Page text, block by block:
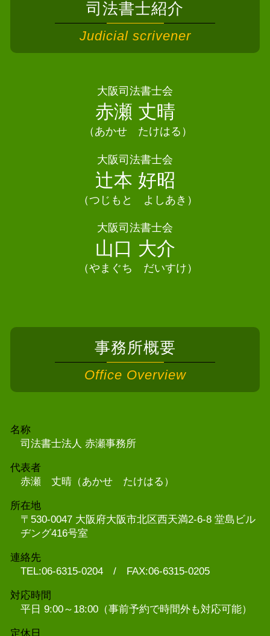
自己破産 クレジットカード
消滅時効 起算点
個人再生 デメリット
債務整理 相談 おすすめ
相続 住んでいる家
遺産分割協議 土地
不動産 共有名義 相続
遺産分割協議 効力
法定相続人 遺留分
自筆証書遺言 検認
相続 不動産 名義変更
限定承認 相続
遺産分割協議 期限
債務整理 司法書士 藤井寺市
債務整理 司法書士 池田市
相続 司法書士 交野市
相続 司法書士 柏原市
相続 司法書士熊取町
相続 司法書士 松原市
債務整理 司法書士 貝塚市
相続 司法書士 千早赤阪村
債務整理 司法書士 高槻市
相続 司法書士 八尾市
相続 司法書士 富田林市
債務整理 司法書士泉佐野市
司法書士紹介
Judicial scrivener
大阪司法書士会
赤瀬 丈晴
（あかせ たけはる）
大阪司法書士会
辻本 好昭
（つじもと よしあき）
大阪司法書士会
山口 大介
（やまぐち だいすけ）
事務所概要
Office Overview
名称
司法書士法人 赤瀬事務所
代表者
赤瀬 丈晴（あかせ たけはる）
所在地
〒530-0047 大阪府大阪市北区西天満2-6-8 堂島ビル
ヂング416号室
連絡先
TEL:06-6315-0204 / FAX:06-6315-0205
対応時間
平日 9:00～18:00（事前予約で時間外も対応可能）
定休日